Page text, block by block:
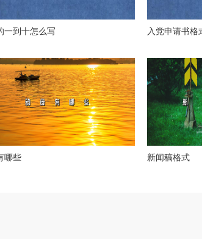
一到十怎么写 入党申请书格
哪些 新闻稿格式